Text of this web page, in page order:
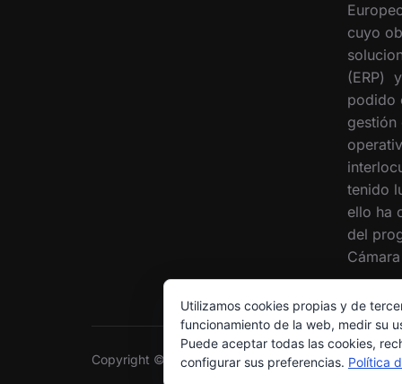
cuyo
(ERP)
podido
gestión
tenido
ello ha
del
Copyright © 2026 Grupo Interóleo
Utilizamos cookies propias y de
funcionamiento de la web, medir su
Puede aceptar todas las cookies,
configurar sus preferencias. Política